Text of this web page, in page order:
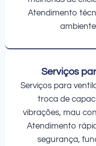
Atendimento
Serviços
Serviços para
troca de
vibrações, mau
Atendimento
segurança,